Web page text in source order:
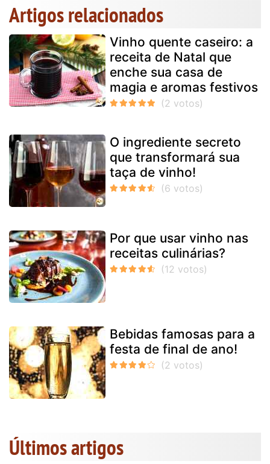
Artigos relacionados
Vinho quente caseiro: a
receita de Natal que
enche sua casa de
magia e aromas festivos
O ingrediente secreto
que transformará sua
taça de vinho!
Por que usar vinho nas
receitas culinárias?
Bebidas famosas para a
festa de final de ano!
Últimos artigos